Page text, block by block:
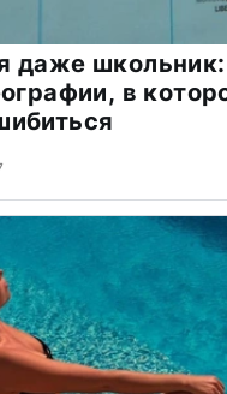
даже
в